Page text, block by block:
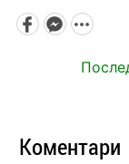
Коментари